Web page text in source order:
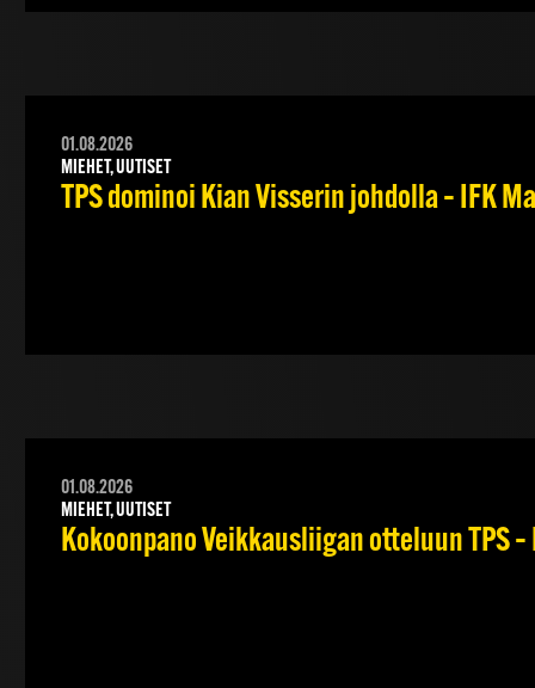
01.08.2026
MIEHET, UUTISET
TPS dominoi Kian Visserin johdolla – IFK
01.08.2026
MIEHET, UUTISET
Kokoonpano Veikkausliigan otteluun TPS